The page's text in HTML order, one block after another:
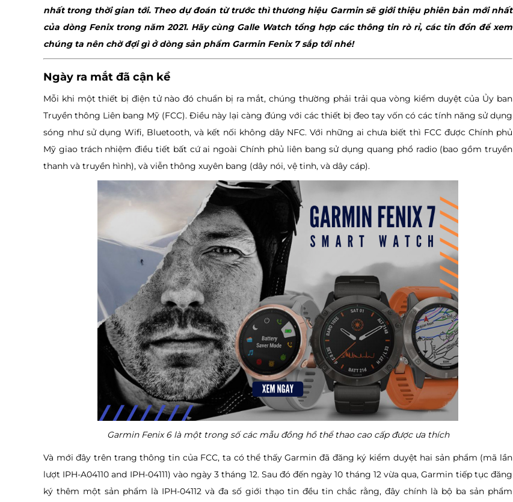
nhất trong thời gian tới. Theo dự đoán từ trước thì thương hiệu Garmin sẽ giới thiệu phiên bản mới nhất
của dòng Fenix trong năm 2021. Hãy cùng Galle Watch tổng hợp các thông tin rò rỉ, các tin đồn để xem
chúng ta nên chờ đợi gì ở dòng sản phẩm Garmin Fenix 7 sắp tới nhé!
Ngày ra mắt đã cận kề
Mỗi khi một thiết bị điện tử nào đó chuẩn bị ra mắt, chúng thường phải trải qua vòng kiểm duyệt của Ủy ban
Truyền thông Liên bang Mỹ (FCC). Điều này lại càng đúng với các thiết bị đeo tay vốn có các tính năng sử dụng
sóng như sử dụng Wifi, Bluetooth, và kết nối không dây NFC. Với những ai chưa biết thì FCC được Chính phủ
Mỹ giao trách nhiệm điều tiết bất cứ ai ngoài Chính phủ liên bang sử dụng quang phổ radio (bao gồm truyền
thanh và truyền hình), và viễn thông xuyên bang (dây nói, vệ tinh, và dây cáp).
Garmin Fenix 6 là một trong số các mẫu đồng hồ thể thao cao cấp được ưa thích
Và mới đây trên trang thông tin của FCC, ta có thể thấy Garmin đã đăng ký kiểm duyệt hai sản phẩm (mã lần
lượt IPH-A04110 and IPH-04111) vào ngày 3 tháng 12. Sau đó đến ngày 10 tháng 12 vừa qua, Garmin tiếp tục đăng
ký thêm một sản phẩm là IPH-04112 và đa số giới thạo tin đều tin chắc rằng, đây chính là bộ ba sản phẩm